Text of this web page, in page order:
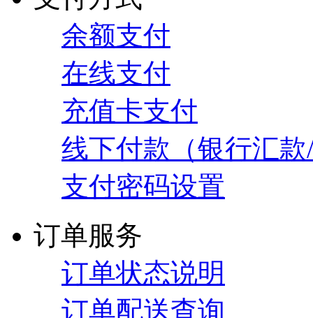
余额支付
在线支付
充值卡支付
线下付款（银行汇
支付密码设置
订单服务
订单状态说明
订单配送查询